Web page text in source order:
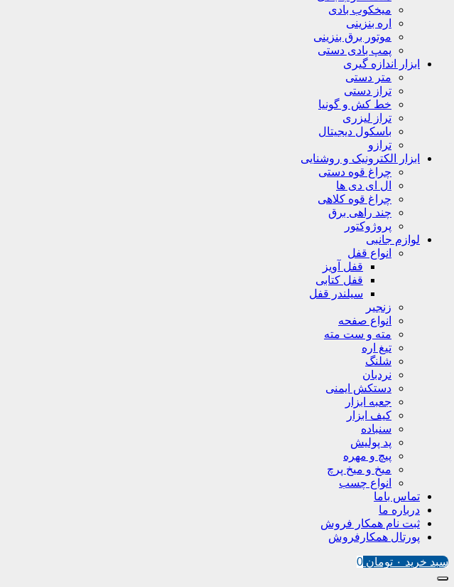
میخکوب بادی
اره بنزینی
موتور برق بنزینی
پمپ بادی دستی
ابزار اندازه گیری
متر دستی
تراز دستی
خط کش و گونیا
تراز لیزری
باسکول دیجیتال
ترازو
ابزار الکترونیک و روشنایی
چراغ قوه دستی
ال ای دی ها
چراغ قوه کلاهی
چند راهی برق
پروژوکتور
لوازم جانبی
انواع قفل
قفل آویز
قفل کتابی
سیلندر قفل
زنجیر
انواع صفحه
مته و ست مته
تیغ اره
شلنگ
نردبان
دستکش ایمنی
جعبه ابزار
کیف ابزار
سنباده
پد پولیش
پیچ و مهره
میخ و میخ پرچ
انواع چسب
تماس باما
درباره ما
ثبت نام همکار فروش
پورتال همکارفروش
سبد خرید ۰ تومان 0